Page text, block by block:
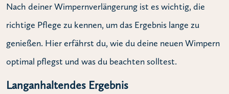
Nach deiner Wimpernverlängerung ist es wichtig, die
richtige Pflege zu kennen, um das Ergebnis lange zu
genießen. Hier erfährst du, wie du deine neuen Wimpern
optimal pflegst und was du beachten solltest.
Langanhaltendes Ergebnis